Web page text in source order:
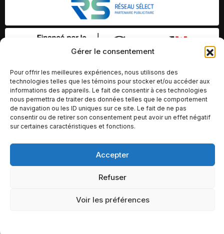
Gérer le consentement
Pour offrir les meilleures expériences, nous utilisons des
technologies telles que les témoins pour stocker et/ou accéder aux
informations des appareils. Le fait de consentir à ces technologies
nous permettra de traiter des données telles que le comportement
de navigation ou les ID uniques sur ce site. Le fait de ne pas
consentir ou de retirer son consentement peut avoir un effet négatif
sur certaines caractéristiques et fonctions.
Accepter
Refuser
Voir les préférences
© Copyright 2026 – Altomédia Inc |
Ce site internet a été conçu et développé par Chameleon Ideas